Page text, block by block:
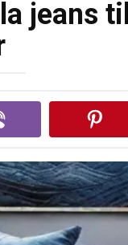
jeans till